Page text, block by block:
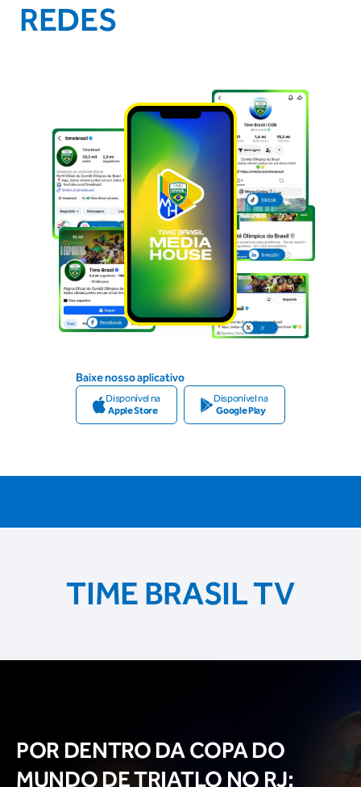
REDES
Baixe nosso aplicativo
Disponível na
Apple Store
Disponível na
Google Play
TIME BRASIL TV
POR DENTRO DA COPA DO
MUNDO DE TRIATLO NO RJ: